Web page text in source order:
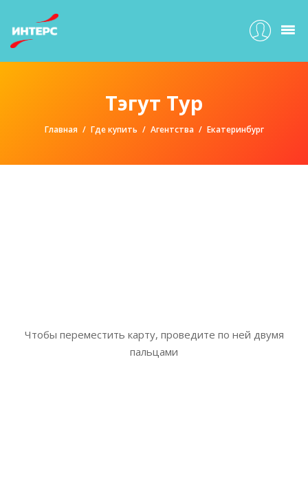
Тэгут Тур
Главная Где купить Агентства Екатеринбург
Чтобы переместить карту, проведите по ней двумя
пальцами